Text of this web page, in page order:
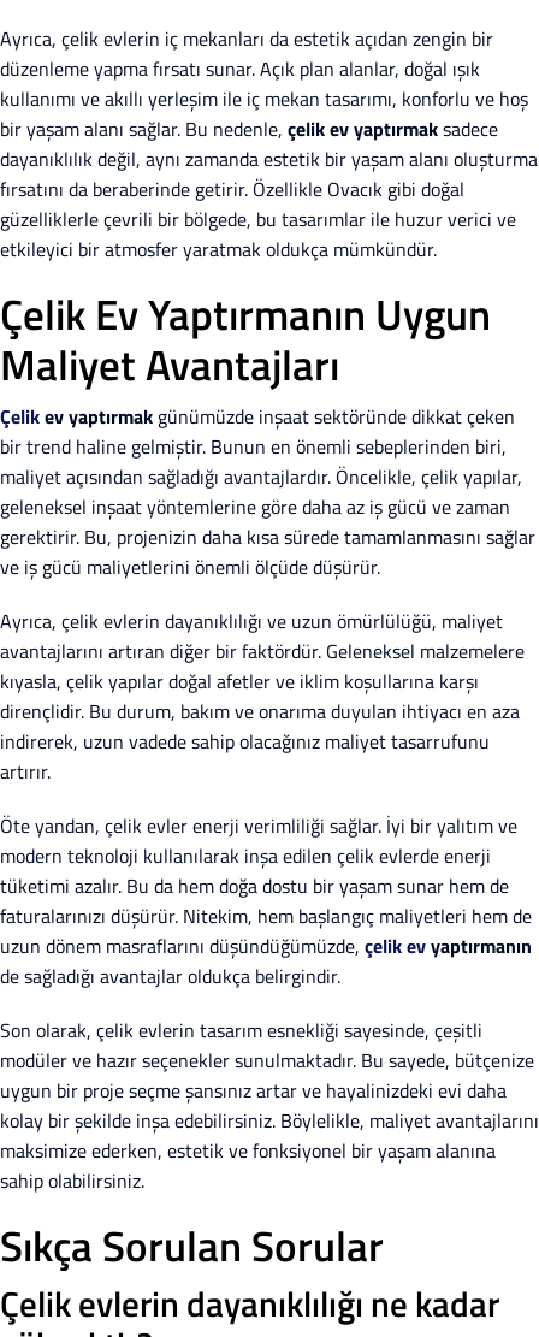
Ayrıca, çelik evlerin iç mekanları da estetik açıdan zengin bir
düzenleme yapma fırsatı sunar. Açık plan alanlar, doğal ışık
kullanımı ve akıllı yerleşim ile iç mekan tasarımı, konforlu ve hoş
bir yaşam alanı sağlar. Bu nedenle, çelik ev yaptırmaksadece
dayanıklılık değil, aynı zamanda estetik bir yaşam alanı oluşturma
fırsatını da beraberinde getirir. Özellikle Ovacık gibi doğal
güzelliklerle çevrili bir bölgede, bu tasarımlar ile huzur verici ve
etkileyici bir atmosfer yaratmak oldukça mümkündür.
Çelik Ev Yaptırmanın Uygun
Maliyet Avantajları
Çelikev yaptırmak günümüzde inşaat sektöründe dikkat çeken
bir trend haline gelmiştir. Bunun en önemli sebeplerinden biri,
maliyet açısından sağladığı avantajlardır. Öncelikle, çelik yapılar,
geleneksel inşaat yöntemlerine göre daha az iş gücü ve zaman
gerektirir. Bu, projenizin daha kısa sürede tamamlanmasını sağlar
ve iş gücü maliyetlerini önemli ölçüde düşürür.
Ayrıca, çelik evlerin dayanıklılığı ve uzun ömürlülüğü, maliyet
avantajlarını artıran diğer bir faktördür. Geleneksel malzemelere
kıyasla, çelik yapılar doğal afetler ve iklim koşullarına karşı
dirençlidir. Bu durum, bakım ve onarıma duyulan ihtiyacı en aza
indirerek, uzun vadede sahip olacağınız maliyet tasarrufunu
artırır.
Öte yandan, çelik evler enerji verimliliği sağlar. İyi bir yalıtım ve
modern teknoloji kullanılarak inşa edilen çelik evlerde enerji
tüketimi azalır. Bu da hem doğa dostu bir yaşam sunar hem de
faturalarınızı düşürür. Nitekim, hem başlangıç maliyetleri hem de
uzun dönem masraflarını düşündüğümüzde, çelik evyaptırmanın
de sağladığı avantajlar oldukça belirgindir.
Son olarak, çelik evlerin tasarım esnekliği sayesinde, çeşitli
modüler ve hazır seçenekler sunulmaktadır. Bu sayede, bütçenize
uygun bir proje seçme şansınız artar ve hayalinizdeki evi daha
kolay bir şekilde inşa edebilirsiniz. Böylelikle, maliyet avantajlarını
maksimize ederken, estetik ve fonksiyonel bir yaşam alanına
sahip olabilirsiniz.
Sıkça Sorulan Sorular
Çelik evlerin dayanıklılığı ne kadar